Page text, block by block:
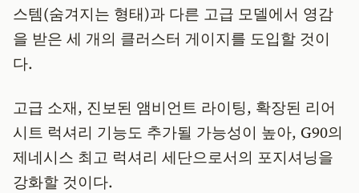
스템(숨겨지는 형태)과 다른 고급 모델에서 영감
을 받은 세 개의 클러스터 게이지를 도입할 것이
다.
고급 소재, 진보된 앰비언트 라이팅, 확장된 리어
시트 럭셔리 기능도 추가될 가능성이 높아, G90의
제네시스 최고 럭셔리 세단으로서의 포지셔닝을
강화할 것이다.